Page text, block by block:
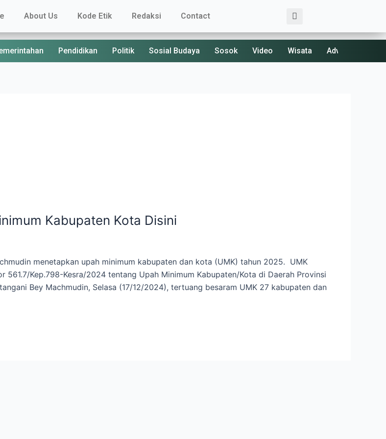
About Us Kode Etik Redaksi Contact Search
Pendidikan Politik Sosial Budaya Sosok Video Wisata Advertorial
Kabupaten Kota Disini
menetapkan upah minimum kabupaten dan kota (UMK) tahun 2025. UMK
Kep.798-Kesra/2024 tentang Upah Minimum Kabupaten/Kota di Daerah Provinsi
Bey Machmudin, Selasa (17/12/2024), tertuang besaram UMK 27 kabupaten dan